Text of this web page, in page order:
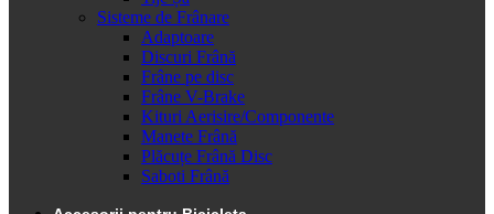
Sisteme de Frânare
Adaptoare
Discuri Frână
Frâne pe disc
Frâne V-Brake
Kituri Aerisire/Componente
Manete Frână
Plăcuțe Frână Disc
Saboti Frână